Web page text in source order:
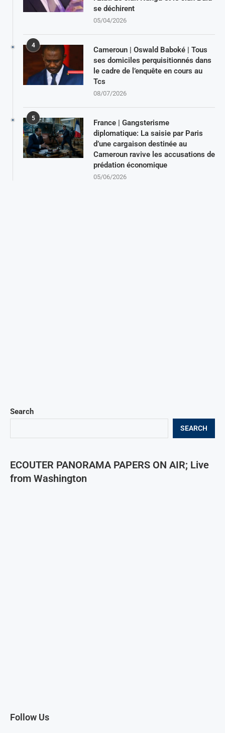
Search
SEARCH
ECOUTER PANORAMA PAPERS ON AIR; Live
from Washington
Follow Us
se déchirent
05/04/2026
4
Cameroun | Oswald Baboké | Tous
ses domiciles perquisitionnés dans
le cadre de l’enquête en cours au
Tcs
08/07/2026
5
France | Gangsterisme
diplomatique: La saisie par Paris
d’une cargaison destinée au
Cameroun ravive les accusations de
prédation économique
05/06/2026